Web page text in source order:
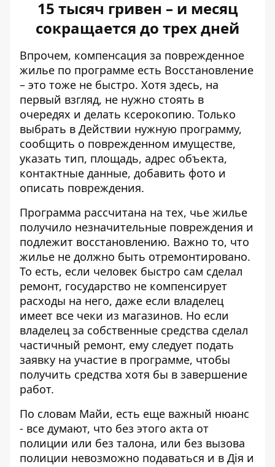
15 тысяч гривен – и месяц
сокращается до трех дней
Впрочем, компенсация за поврежденное
жилье по программе есть Восстановление
– это тоже не быстро. Хотя здесь, на
первый взгляд, не нужно стоять в
очередях и делать ксерокопию. Только
выбрать в Действии нужную программу,
сообщить о поврежденном имуществе,
указать тип, площадь, адрес объекта,
контактные данные, добавить фото и
описать повреждения.
Программа рассчитана на тех, чье жилье
получило незначительные повреждения и
подлежит восстановлению. Важно то, что
жилье не должно быть отремонтировано.
То есть, если человек быстро сам сделал
ремонт, государство не компенсирует
расходы на него, даже если владелец
имеет все чеки из магазинов. Но если
владелец за собственные средства сделал
частичный ремонт, ему следует подать
заявку на участие в программе, чтобы
получить средства хотя бы в завершение
работ.
По словам Майи, есть еще важный нюанс
- все думают, что без этого акта от
полиции или без талона, или без вызова
полиции невозможно подаваться и в Дія и